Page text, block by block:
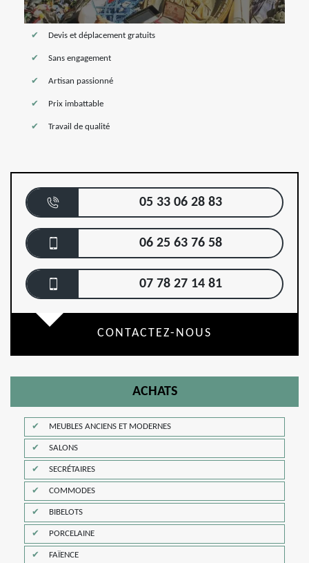
Devis et déplacement gratuits
Sans engagement
Artisan passionné
Prix imbattable
Travail de qualité
05 33 06 28 83
06 25 63 76 58
07 78 27 14 81
CONTACTEZ-NOUS
ACHATS
MEUBLES ANCIENS ET MODERNES
SALONS
SECRÉTAIRES
COMMODES
BIBELOTS
PORCELAINE
FAÏENCE